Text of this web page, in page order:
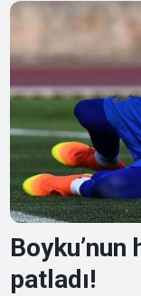
Boyku’nun
patladı!